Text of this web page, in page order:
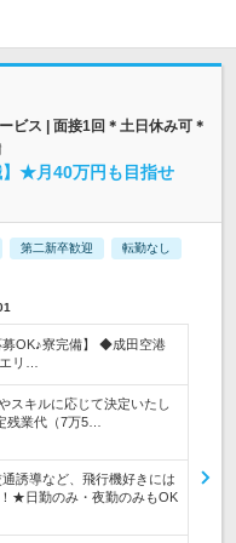
ビス | 面接1回＊土日休み可＊
】★月40万円も目指せ
第二新卒歓迎 転勤なし
募OK♪寮完備】 ◆成田空港
リ…
スキルに応じて決定いたし
残業代（7万5…
誘導など、飛行機好きには
★日勤のみ・夜勤のみもOK